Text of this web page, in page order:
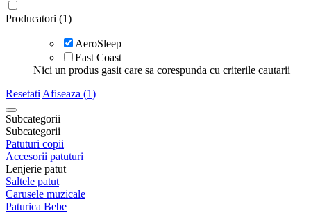
Producatori (1)
AeroSleep
East Coast
Nici un produs gasit care sa corespunda cu criterile cautarii
Resetati Afiseaza (1)
Subcategorii
Subcategorii
Patuturi copii
Accesorii patuturi
Lenjerie patut
Saltele patut
Carusele muzicale
Paturica Bebe